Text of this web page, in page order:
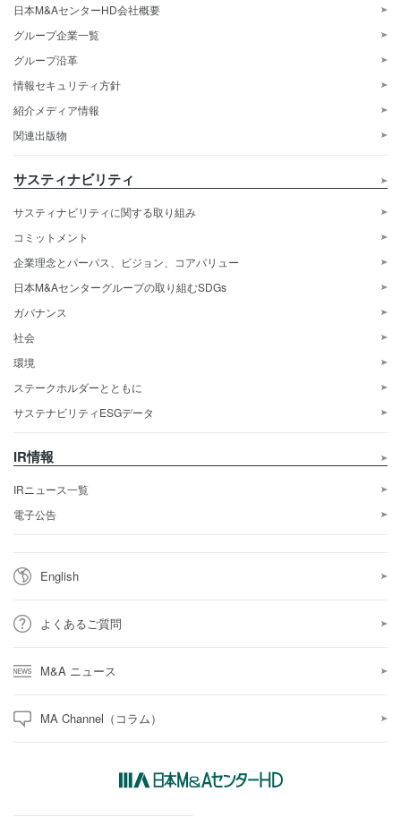
日本M&AセンターHD会社概要
グループ企業一覧
グループ沿革
情報セキュリティ方針
紹介メディア情報
関連出版物
サスティナビリティ
サスティナビリティに関する取り組み
コミットメント
企業理念とパーパス、ビジョン、コアバリュー
日本M&Aセンターグループの取り組むSDGs
ガバナンス
社会
環境
ステークホルダーとともに
サステナビリティESGデータ
IR情報
IRニュース一覧
電子公告
English
よくあるご質問
M&A ニュース
MA Channel（コラム）